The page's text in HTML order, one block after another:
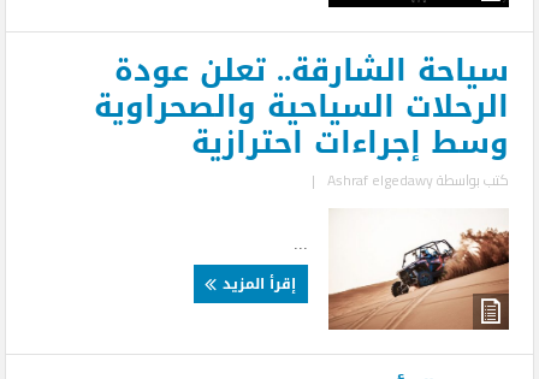
سياحة الشارقة.. تعلن عودة
الرحلات السياحية والصحراوية
وسط إجراءات احترازية
كتب بواسطةAshraf elgedawy
|
إقرأ المزيد